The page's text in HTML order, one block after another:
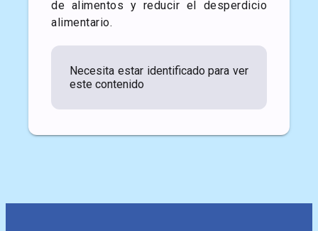
de alimentos y reducir el desperdicio
alimentario.
Necesita estar identificado para ver
este contenido